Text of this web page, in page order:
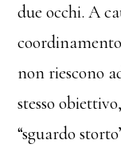
due occhi. A
non riescono
stesso
“sguardo